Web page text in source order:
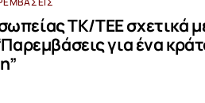
ΤΚ/ΤΕΕ σχετικά
για ένα